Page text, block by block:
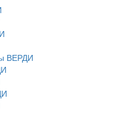
ВЕРДИ